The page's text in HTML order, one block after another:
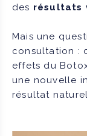
des résultats
Mais une
consultation :
effets du
une nouvelle
résultat